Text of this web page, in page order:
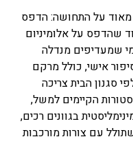
על התחושה: הדפס
שהדפס על אלומיניום
מי שמעדיפים מנדלה
אישי, כולל מרקם
סגנון הבית צריכה
הקיימים למשל,
בגוונים רכים,
עם צורות מורכבות